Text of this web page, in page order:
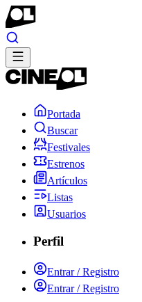
Portada
Buscar
Festivales
Estrenos
Artículos
Listas
Usuarios
Perfil
Entrar / Registro
Entrar / Registro